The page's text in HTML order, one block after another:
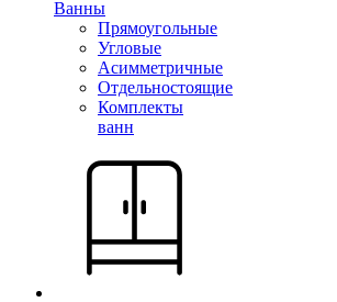
Ванны
Прямоугольные
Угловые
Асимметричные
Отдельностоящие
Комплекты
ванн